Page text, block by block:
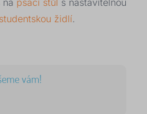
psací stůl s nastavitelnou
studentskou židlí.
vám!